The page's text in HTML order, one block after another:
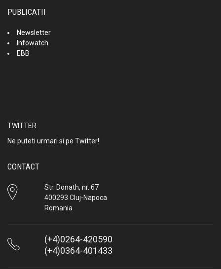
PUBLICATII
Newsletter
Infowatch
EBB
TWITTER
Ne puteti urmari si pe Twitter!
CONTACT
Str. Donath, nr. 67
400293 Cluj-Napoca
Romania
(+4)0264-420590
(+4)0364-401433